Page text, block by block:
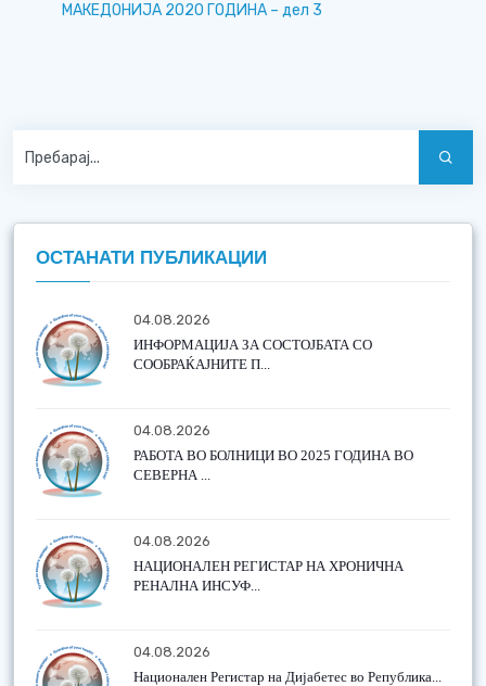
МАКЕДОНИЈА 2020 ГОДИНА – дел 3
ОСТАНАТИ ПУБЛИКАЦИИ
04.08.2026
ИНФОРМАЦИЈА ЗА СОСТОЈБАТА СО
СООБРАЌАЈНИТЕ П...
04.08.2026
РАБОТА ВО БОЛНИЦИ ВО 2025 ГОДИНА ВО
СЕВЕРНА ...
04.08.2026
НАЦИОНАЛЕН РЕГИСТАР НА ХРОНИЧНА
РЕНАЛНА ИНСУФ...
04.08.2026
Национален Регистар на Дијабетес во Република...